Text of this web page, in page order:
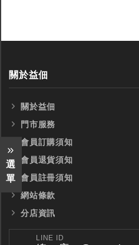
選
單
全鎢鋼銑刀
關於益佃
關於益佃
門市服務
會員訂購須知
會員退貨須知
會員註冊須知
網站條款
分店資訊
LINE ID